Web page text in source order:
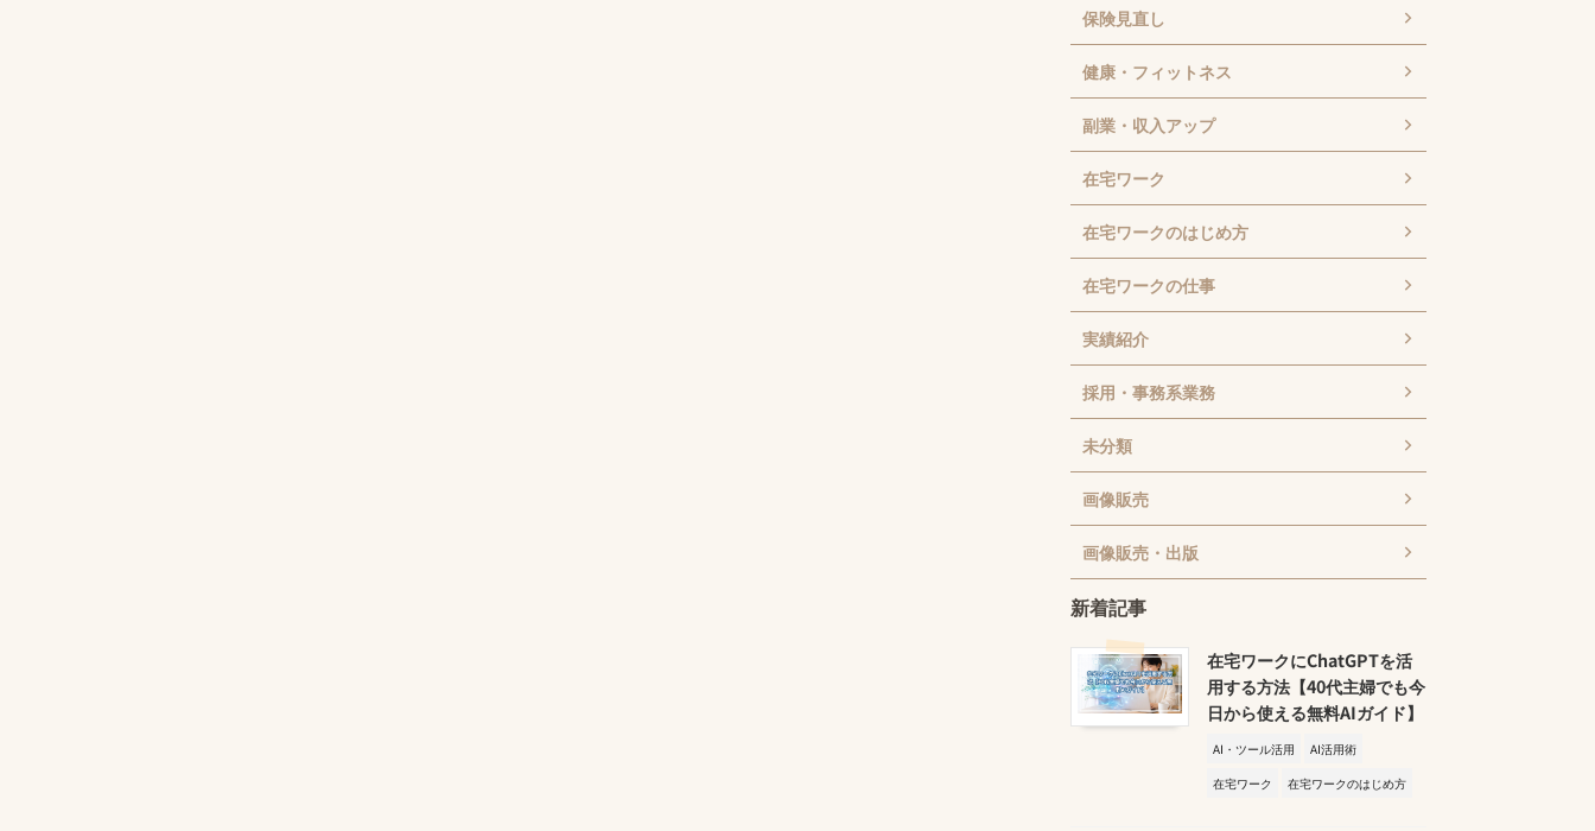
保険見直し
健康・フィットネス
副業・収入アップ
在宅ワーク
在宅ワークのはじめ方
在宅ワークの仕事
実績紹介
採用・事務系業務
未分類
画像販売
画像販売・出版
新着記事
在宅ワークにChatGPTを活
用する方法【40代主婦でも今
日から使える無料AIガイド】
AI・ツール活用
AI活用術
在宅ワーク
在宅ワークのはじめ方